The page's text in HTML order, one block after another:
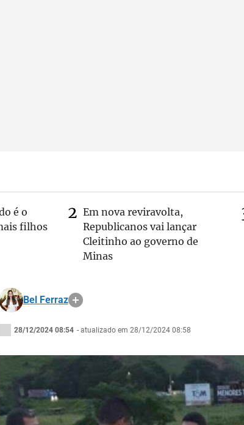
é o
filhos
Em nova reviravolta,
Republicanos vai lançar
Cleitinho ao governo de
Minas
Bel Ferraz
28/12/2024 08:54 - atualizado em 28/12/2024 08:58